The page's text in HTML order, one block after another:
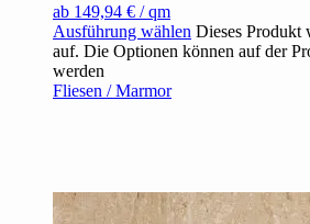
ab 149,94 € / qm
Ausführung wählen Dieses Produkt
auf. Die Optionen können auf der
werden
Fliesen / Marmor